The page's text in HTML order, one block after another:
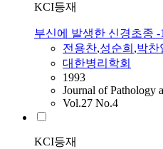
KCI등재
부신에 발생한 신경초종 -
전용찬,성순희 ,박찬
대한병리학회
1993
Journal of Pathology
Vol.27 No.4
KCI등재